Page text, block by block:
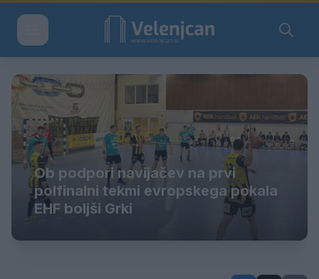
Ob podpori navijačev na prvi
polfinalni tekmi evropskega pokala
EHF boljši Grki